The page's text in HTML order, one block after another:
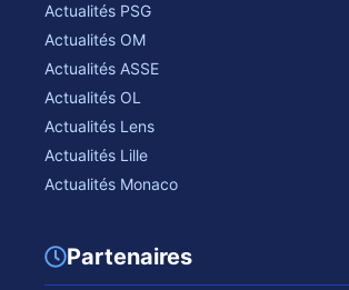
Actualités PSG
Actualités OM
Actualités ASSE
Actualités OL
Actualités Lens
Actualités Lille
Actualités Monaco
Partenaires